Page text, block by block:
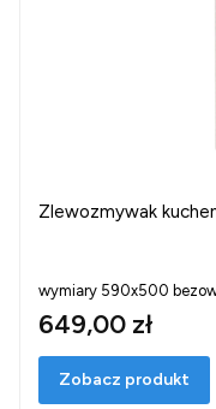
Zlewozmywak
wymiary 590x500
649,00 zł
Zobacz produkt